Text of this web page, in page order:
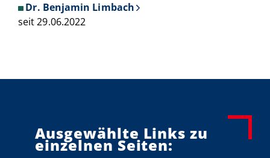
Dr. Benjamin Limbach
seit 29.06.2022
Ausgewählte Links zu
einzelnen Seiten: